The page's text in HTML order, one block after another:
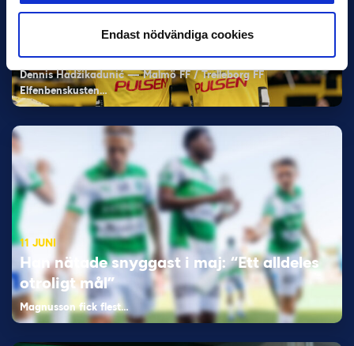
Endast nödvändiga cookies
VM-spelare med förflutet i Allsvenskan
och Superettan
Bosnien & Hercegovina Armin Gigovic — Helsingborgs IF
Dennis Hadžikadunić — Malmö FF / Trelleborg FF
Elfenbenskusten…
11 JUNI
Han nätade snyggast i maj: “Ett alldeles
otroligt mål”
Magnusson fick flest…